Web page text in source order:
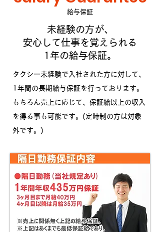
​給与保証
未経験の方が、
安心して仕事を覚えられる
1年の給与保証。
タクシー未経験で入社された方に対して、
1年間の長期給与保証を行っております。
もちろん売上に応じて、保証給以上の収入
を得る事も可能です。(定時制の方は対象
外です。)